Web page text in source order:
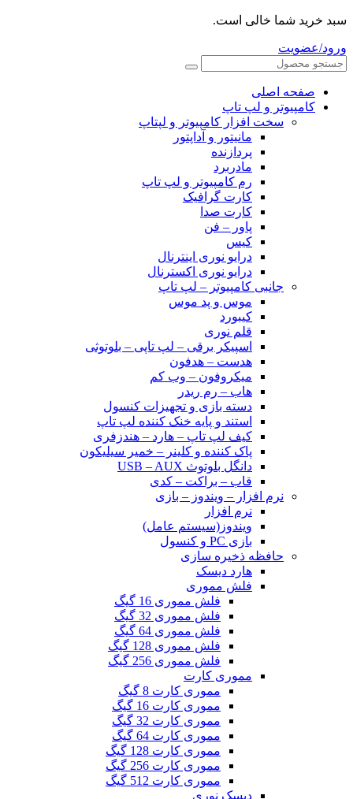
سبد خرید شما خالی است.
ورود/عضویت
صفحه اصلی
کامپیوتر و‌‌‌‌‌ لپ تاپ
سخت افزار کامپیوتر و لپتاپ
مانیتور و آداپتور
پردازنده
مادربرد
رم کامپیوتر و لپ تاپ
کارت گرافیک
کارت صدا
پاور – فن
کیس
درایو نوری اینترنال
درایو نوری اکسترنال
جانبی کامپیوتر – لپ تاپ
موس و پد موس
کیبورد
قلم نوری
اسپیکر برقی – لپ تاپی – بلوتوثی
هدست – هدفون
میکروفون – وب کم
هاب – رم ریدر
دسته بازی و تجهیزات کنسول
استند و پایه خنک کننده لپ تاپ
کیف لپ تاپ – هارد – هندزفری
پاک کننده و کلینر – خمیر سیلیکون
دانگل بلوتوث USB – AUX
قاب – براکت – کدی
نرم افزار – ویندوز – بازی
نرم افزار
ویندوز(سیستم عامل)
بازی PC و کنسول
حافظه ذخیره سازی
هارد دیسک
فلش مموری
فلش مموری 16 گیگ
فلش مموری 32 گیگ
فلش مموری 64 گیگ
فلش مموری 128 گیگ
فلش مموری 256 گیگ
مموری کارت
مموری کارت 8 گیگ
مموری کارت 16 گیگ
مموری کارت 32 گیگ
مموری کارت 64 گیگ
مموری کارت 128 گیگ
مموری کارت 256 گیگ
مموری کارت 512 گیگ
دیسک نوری